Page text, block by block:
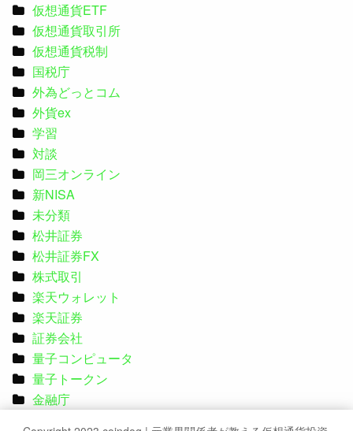
仮想通貨ETF
仮想通貨取引所
仮想通貨税制
国税庁
外為どっとコム
外貨ex
学習
対談
岡三オンライン
新NISA
未分類
松井証券
松井証券FX
株式取引
楽天ウォレット
楽天証券
証券会社
量子コンピュータ
量子トークン
金融庁